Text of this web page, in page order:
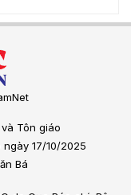
Tôn giáo
ngày 17/10/2025
Bá